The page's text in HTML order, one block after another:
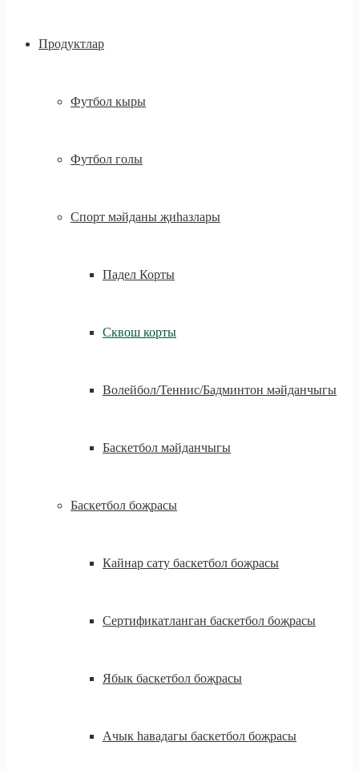
Продуктлар
Футбол кыры
Футбол голы
Спорт мәйданы җиһазлары
Падел Корты
Сквош корты
Волейбол/Теннис/Бадминтон мәйданчыгы
Баскетбол мәйданчыгы
Баскетбол боҗрасы
Кайнар сату баскетбол боҗрасы
Сертификатланган баскетбол боҗрасы
Ябык баскетбол боҗрасы
Ачык һавадагы баскетбол боҗрасы